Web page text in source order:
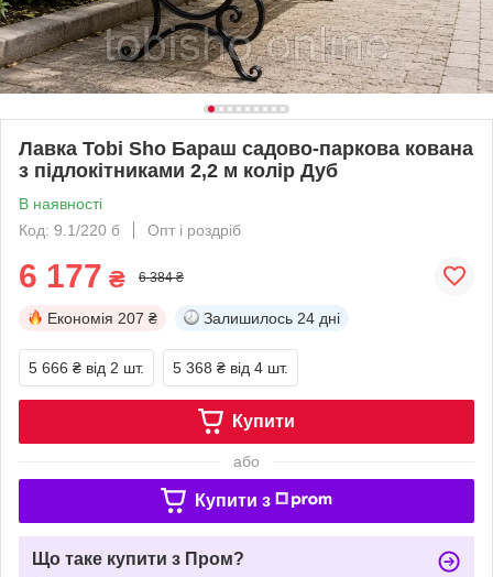
Лавка Tobi Sho Бараш садово-паркова кована
з підлокітниками 2,2 м колір Дуб
В наявності
Код: 9.1/220 б
Опт і роздріб
6 177 ₴ 6 384 ₴
Економія 207 ₴ Залишилось 24 дні
5 666 ₴ від 2 шт. 5 368 ₴ від 4 шт.
Купити
або
Купити з
Що таке купити з Пром?